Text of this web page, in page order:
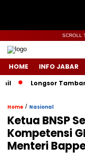
SCROLL
HOME INFO JABAR
Longsor Tambang
Home / Nasional
Ketua BNSP
Kompetensi
Menteri